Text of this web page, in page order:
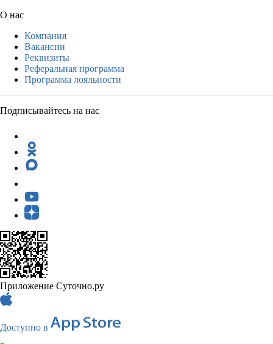
О нас
Компания
Вакансии
Реквизиты
Реферальная программа
Программа лояльности
Подписывайтесь на нас
Приложение Суточно.ру
Доступно в